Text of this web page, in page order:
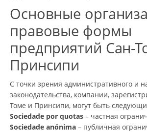
Основные
правовые формы
предприятий Сан-
Принсипи
С точки зрения административного и
законодательства, компании,
Томе и Принсипи, могут быть
Sociedade por quotas – частная
Sociedade anónima – публичная